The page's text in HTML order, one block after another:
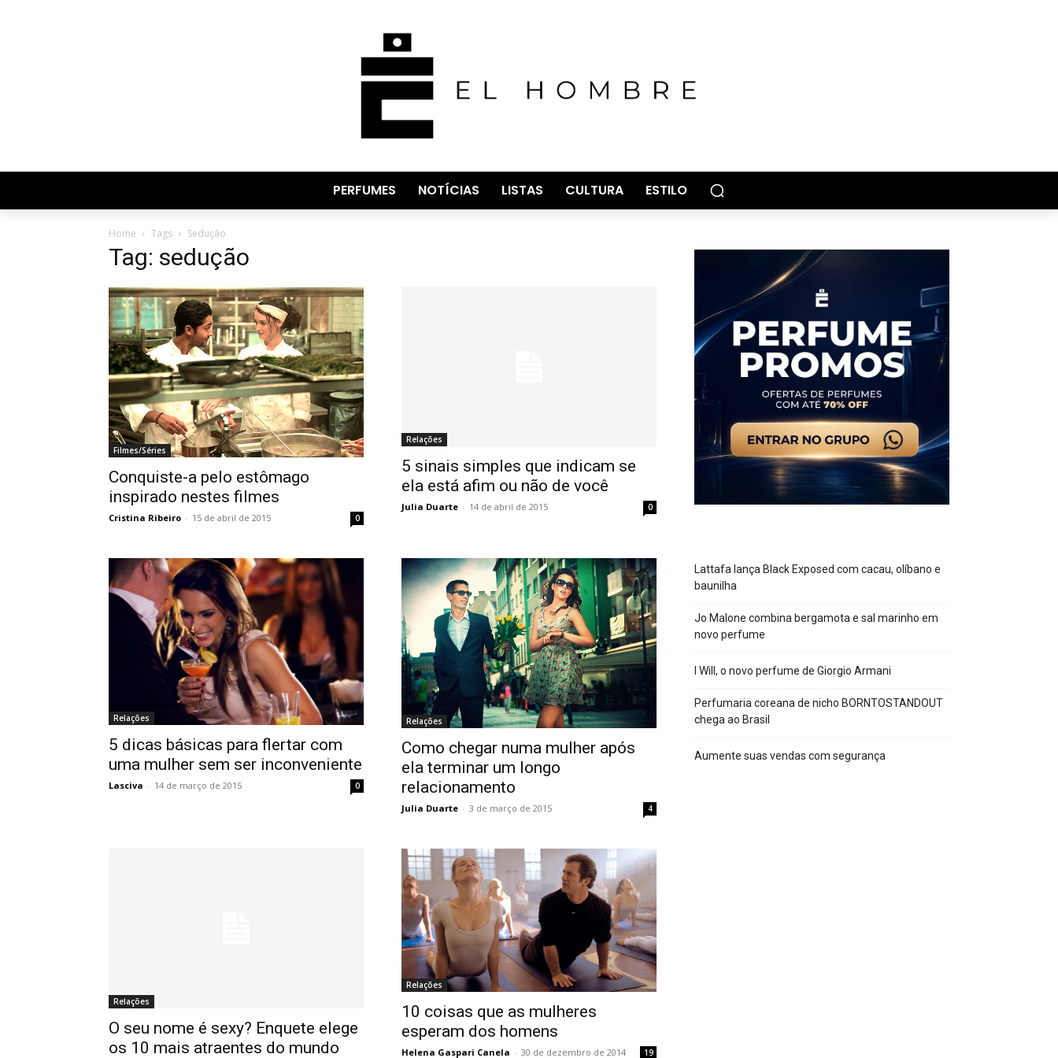
PERFUMES NOTÍCIAS LISTAS CULTURA ESTILO
Home Tags Sedução
Tag: sedução
Filmes/Séries
Conquiste-a pelo estômago
inspirado nestes filmes
Cristina Ribeiro - 15 de abril de 2015 0
Relações
5 sinais simples que indicam se
ela está afim ou não de você
Julia Duarte - 14 de abril de 2015 0
Relações
5 dicas básicas para flertar com
uma mulher sem ser inconveniente
Lasciva - 14 de março de 2015 0
Relações
Como chegar numa mulher após
ela terminar um longo
relacionamento
Julia Duarte - 3 de março de 2015 4
Relações
O seu nome é sexy? Enquete elege
os 10 mais atraentes do mundo
Relações
10 coisas que as mulheres
esperam dos homens
Helena Gaspari Canela - 30 de dezembro de 2014 19
Lattafa lança Black Exposed com cacau, olíbano e
baunilha
Jo Malone combina bergamota e sal marinho em
novo perfume
I Will, o novo perfume de Giorgio Armani
Perfumaria coreana de nicho BORNTOSTANDOUT
chega ao Brasil
Aumente suas vendas com segurança